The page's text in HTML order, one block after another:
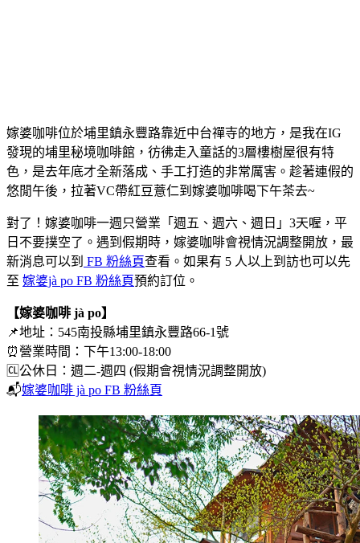
嫁婆咖啡位於埔里鎮永豐路靠近中台禪寺的地方，是我在IG
發現的埔里秘境咖啡館，彷彿走入童話的3層樓樹屋很有特
色，是去年底才全新落成、手工打造的非常厲害。趁著連假的
悠閒午後，拉著VC帶紅豆薏仁到嫁婆咖啡喝下午茶去~
對了！嫁婆咖啡一週只營業「週五、週六、週日」3天喔，平
日不要撲空了。遇到假期時，嫁婆咖啡會視情況調整開放，最
新消息可以到 FB 粉絲頁查看。如果有 5 人以上到訪也可以先
至 嫁婆jà po FB 粉絲頁預約訂位。
【嫁婆咖啡 jà po】
📌地址：545南投縣埔里鎮永豐路66-1號
⏰營業時間：下午13:00-18:00
🆑公休日：週二-週四 (假期會視情況調整開放)
📬嫁婆咖啡 jà po FB 粉絲頁